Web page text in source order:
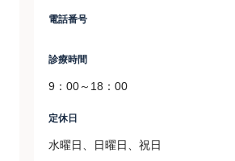
電話番号
診療時間
9：00～18：00
定休日
水曜日、日曜日、祝日